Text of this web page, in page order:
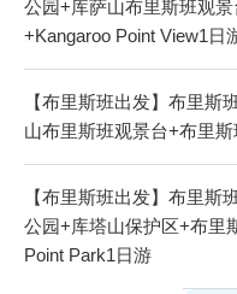
公园+库萨山布里斯班观
+Kangaroo Point View1日
【布里斯班出发】布里斯
山布里斯班观景台+布里
【布里斯班出发】布里斯
公园+库塔山保护区+布里
Point Park1日游